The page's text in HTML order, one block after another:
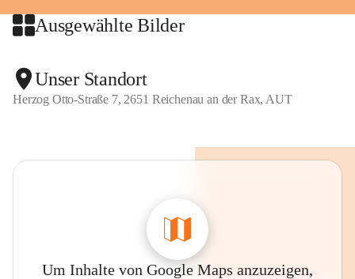
Ausgewählte Bilder
Unser Standort
Herzog Otto-Straße 7, 2651 Reichenau an der Rax, AUT
Um Inhalte von Google Maps anzuzeigen,